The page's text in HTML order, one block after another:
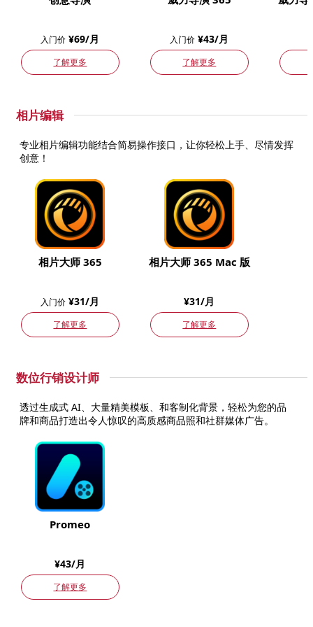
入门价 ¥69/月
了解更多
入门价 ¥43/月
了解更多
相片编辑
专业相片编辑功能结合简易操作接口，让你轻松上手、尽情发挥
创意！
相片大师 365
入门价 ¥31/月
了解更多
相片大师 365 Mac 版
¥31/月
了解更多
数位行销设计师
透过生成式 AI、大量精美模板、和客制化背景，轻松为您的品
牌和商品打造出令人惊叹的高质感商品照和社群媒体广告。
Promeo
¥43/月
了解更多